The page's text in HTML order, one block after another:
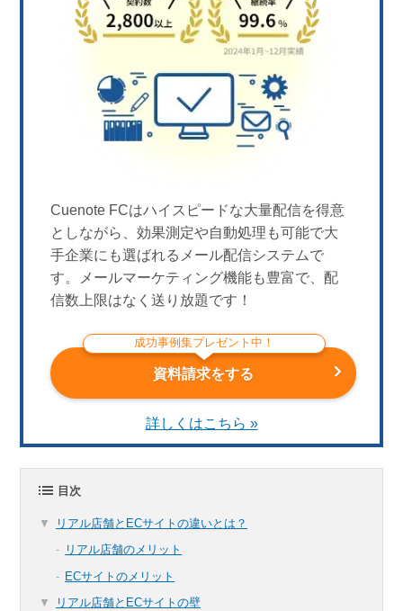
Cuenote FCはハイスピードな大量配信を得意
としながら、効果測定や自動処理も可能で大
手企業にも選ばれるメール配信システムで
す。メールマーケティング機能も豊富で、配
信数上限はなく送り放題です！
成功事例集プレゼント中！
資料請求をする
詳しくはこちら »
目次
リアル店舗とECサイトの違いとは？
リアル店舗のメリット
ECサイトのメリット
リアル店舗とECサイトの壁